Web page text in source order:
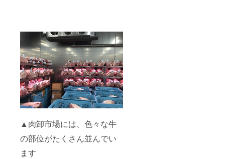
▲肉卸市場には、色々な牛
の部位がたくさん並んでい
ます